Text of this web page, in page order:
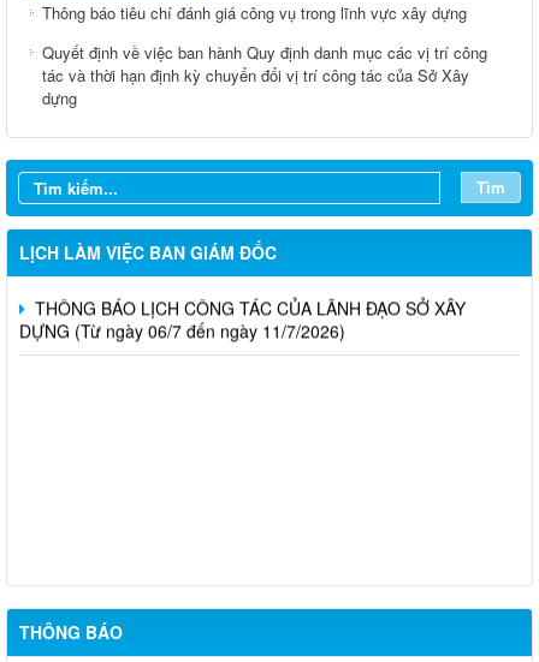
Thông báo tiêu chí đánh giá công vụ trong lĩnh vực xây dựng
Quyết định về việc ban hành Quy định danh mục các vị trí công
tác và thời hạn định kỳ chuyển đổi vị trí công tác của Sở Xây
dựng
Tìm
LỊCH LÀM VIỆC BAN GIÁM ĐỐC
LỊCH CÔNG TÁC CỦA LÃNH ĐẠO SỞ XÂY DỰNG (Từ ngày
03/8 đến ngày 08/8/2026)
THÔNG BÁO LỊCH CÔNG TÁC CỦA LÃNH ĐẠO SỞ XÂY
DỰNG (Từ ngày 27/7 đến ngày 31/7/2026)
THÔNG BÁO LỊCH CÔNG TÁC CỦA LÃNH ĐẠO SỞ XÂY
DỰNG (Từ ngày 20/7 đến ngày 25/7/2026)
THÔNG BÁO LỊCH CÔNG TÁC CỦA LÃNH ĐẠO SỞ XÂY
DỰNG (Từ ngày 06/7 đến ngày 11/7/2026)
THÔNG BÁO
Thông báo kết quả đánh giá hồ sơ đề nghị cấp chứng chỉ hành
nghề đủ/không đủ điều kiện sát hạch cấp chứng chỉ hành nghề
Đợt 10/2026